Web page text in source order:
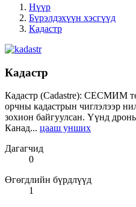
Нүүр
Бүрэлдэхүүн хэсгүүд
Кадастр
Кадастр
Кадастр (Cadastre): СЕСМИМ
орчны кадастрын чиглэлээр
зохион байгуулсан. Үүнд
Канад... цааш унших
Дагагчид
0
Өгөгдлийн бүрдлүүд
1